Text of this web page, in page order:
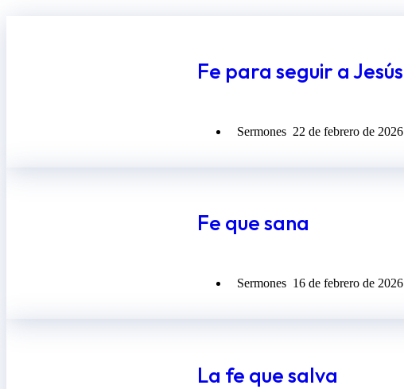
Fe para seguir a Jesús
Sermones 22 de febrero de 2026
Fe que sana
Sermones 16 de febrero de 2026
La fe que salva